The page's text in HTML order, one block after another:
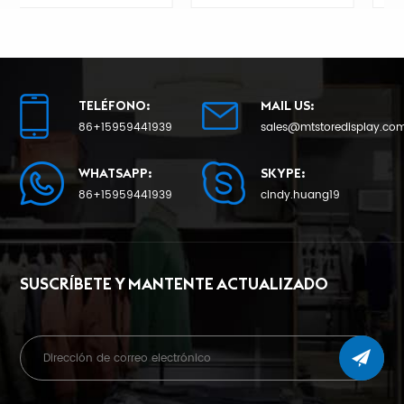
APRENDE MÁS APRENDE MÁS
TELÉFONO:
86+15959441939
MAIL US:
WHATSAPP:
86+15959441939
SKYPE:
cindy.huang19
SUSCRÍBETE Y MANTENTE ACTUALIZADO